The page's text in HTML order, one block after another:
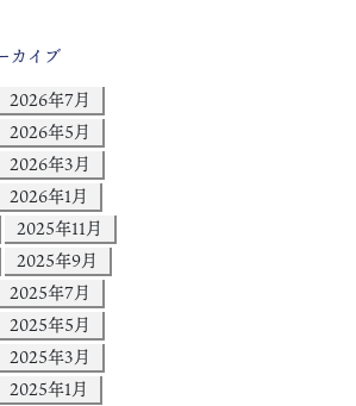
カイブ
2026年7月
2026年5月
2026年3月
2026年1月
2025年11月
2025年9月
2025年7月
2025年5月
2025年3月
2025年1月